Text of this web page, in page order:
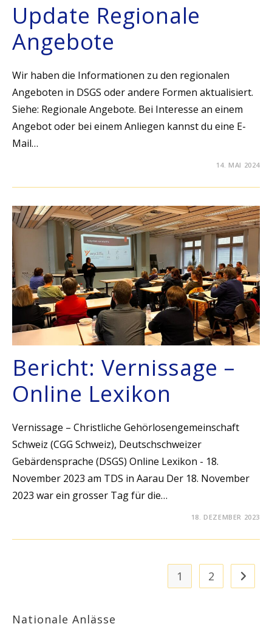
Update Regionale
Angebote
Wir haben die Informationen zu den regionalen
Angeboten in DSGS oder andere Formen aktualisiert.
Siehe: Regionale Angebote. Bei Interesse an einem
Angebot oder bei einem Anliegen kannst du eine E-
Mail…
14. MAI 2024
Bericht: Vernissage –
Online Lexikon
Vernissage – Christliche Gehörlosengemeinschaft
Schweiz (CGG Schweiz), Deutschschweizer
Gebärdensprache (DSGS) Online Lexikon - 18.
November 2023 am TDS in Aarau Der 18. November
2023 war ein grosser Tag für die…
18. DEZEMBER 2023
1 2 Zur
Nationale Anlässe